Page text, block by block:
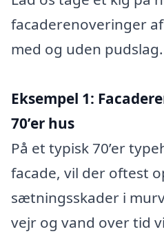
facaderenoveringer
med og uden pudslag.
Eksempel 1:
70’er hus
På et typisk 70’er
facade, vil der oftest
sætningsskader i
vejr og vand over tid